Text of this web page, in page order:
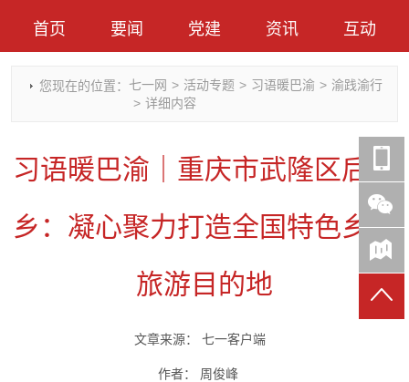
首页 要闻
时政要闻
干部任免
理论武装
七一视角
党建
党建动态
人才工作
基层组织建设
作风建设
资讯
热点关注
党刊好文
党务知识
党史参阅
七一书院
互动
红岩评论
七一文学
党建头条微信公众号
七一号
您现在的位置： 七一网 > 活动专题 > 习语暖巴渝 > 渝践渝行
> 详细内容
习语暖巴渝｜重庆市武隆区后坪
乡：凝心聚力打造全国特色乡村
旅游目的地
文章来源： 七一客户端
作者： 周俊峰